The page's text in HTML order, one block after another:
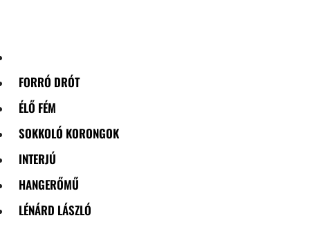
content
FORRÓ DRÓT
ÉLŐ FÉM
SOKKOLÓ KORONGOK
INTERJÚ
HANGERŐMŰ
LÉNÁRD LÁSZLÓ